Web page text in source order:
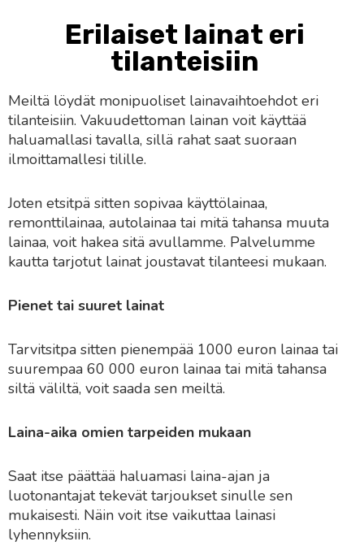
Erilaiset lainat eri
tilanteisiin
Meiltä löydät monipuoliset lainavaihtoehdot eri
tilanteisiin. Vakuudettoman lainan voit käyttää
haluamallasi tavalla, sillä rahat saat suoraan
ilmoittamallesi tilille.
Joten etsitpä sitten sopivaa käyttölainaa,
remonttilainaa, autolainaa tai mitä tahansa muuta
lainaa, voit hakea sitä avullamme. Palvelumme
kautta tarjotut lainat joustavat tilanteesi mukaan.
Pienet tai suuret lainat
Tarvitsitpa sitten pienempää 1000 euron lainaa tai
suurempaa 60 000 euron lainaa tai mitä tahansa
siltä väliltä, voit saada sen meiltä.
Laina-aika omien tarpeiden mukaan
Saat itse päättää haluamasi laina-ajan ja
luotonantajat tekevät tarjoukset sinulle sen
mukaisesti. Näin voit itse vaikuttaa lainasi
lyhennyksiin.